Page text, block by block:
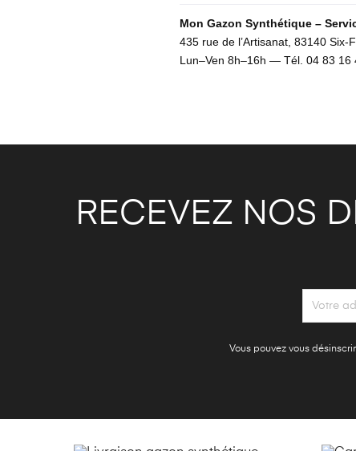
Mon Gazon Synthétique –
435 rue de l’Artisanat, 83140 Six-
Lun–Ven 8h–16h — Tél. 04 83
RECEVEZ NOS
Vous pouvez vous